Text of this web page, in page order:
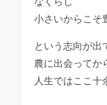
小さいからこそ
という志向が出
農に出会ってか
人生ではここ十